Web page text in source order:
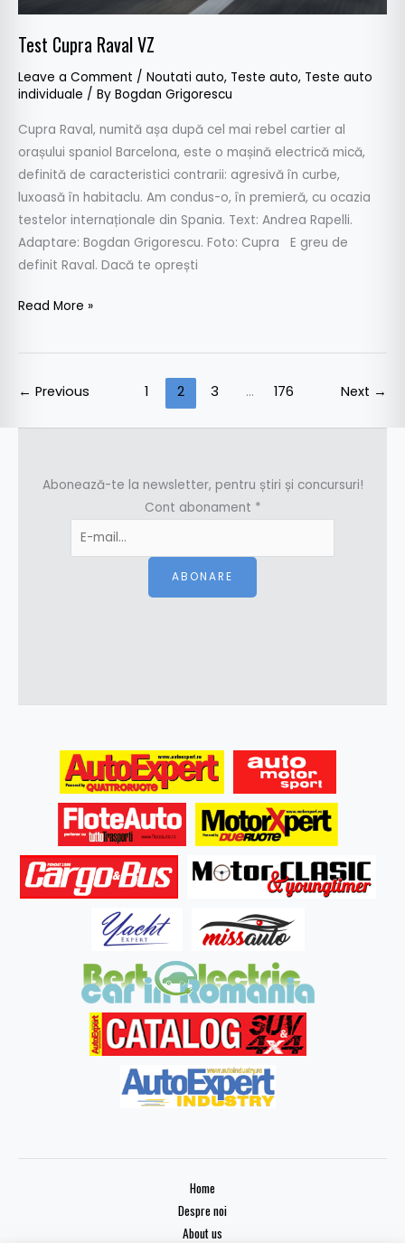
Test Cupra Raval VZ
Leave a Comment / Noutati auto, Teste auto, Teste auto
individuale / By Bogdan Grigorescu
Cupra Raval, numită așa după cel mai rebel cartier al
orașului spaniol Barcelona, este o mașină electrică mică,
definită de caracteristici contrarii: agresivă în curbe,
luxoasă în habitaclu. Am condus-o, în premieră, cu ocazia
testelor internaționale din Spania. Text: Andrea Rapelli.
Adaptare: Bogdan Grigorescu. Foto: Cupra E greu de
definit Raval. Dacă te oprești
Read More »
← Previous 1 2 3 … 176 Next →
Abonează-te la newsletter, pentru știri și concursuri!
Cont abonament *
ABONARE
Home
Despre noi
About us